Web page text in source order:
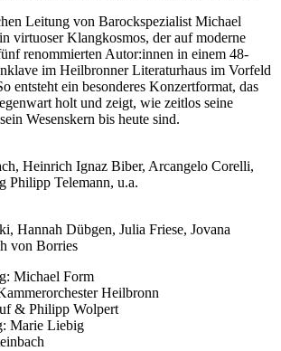
Leitung von Barockspezialist Michael
virtuoser Klangkosmos, der auf moderne
renommierten Autor:innen in einem 48-
im Heilbronner Literaturhaus im Vorfeld
entsteht ein besonderes Konzertformat, das
holt und zeigt, wie zeitlos seine
Wesenskern bis heute sind.
Heinrich Ignaz Biber, Arcangelo Corelli,
Philipp Telemann, u.a.
Hannah Dübgen, Julia Friese, Jovana
von Borries
Michael Form
Heilbronn
& Philipp Wolpert
Marie Liebig